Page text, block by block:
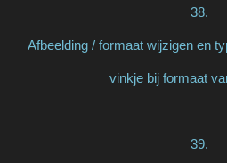
38.
Afbeelding / formaat wijzigen en
vinkje bij formaat
39.